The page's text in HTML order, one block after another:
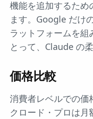
機能を追加するため
ます。Google だけ
ラットフォームを
とって、Claude の
価格比較
消費者レベルでの価
クロード・プロは